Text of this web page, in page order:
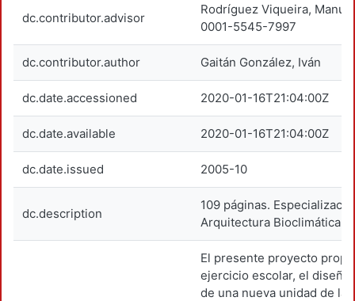
dc.contributor.advisor
Rodríguez Viqueira,
0001-5545-7997
dc.contributor.author Gaitán González, Iván
dc.date.accessioned 2020-01-16T21:04:00Z
dc.date.available 2020-01-16T21:04:00Z
dc.date.issued 2005-10
dc.description
109 páginas.
Arquitectura Bioclimática.
El presente proyecto
ejercicio escolar, el diseño
de una nueva unidad de la